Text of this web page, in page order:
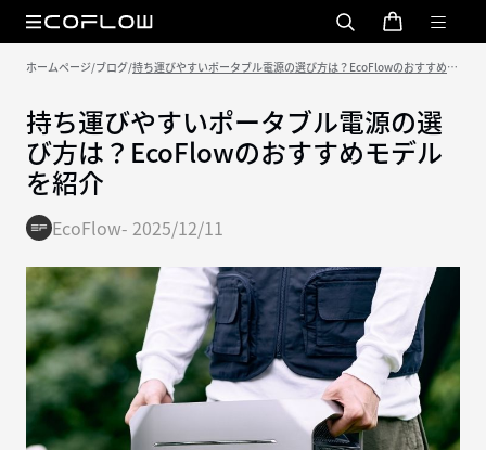
ホームページ/ブログ/持ち運びやすいポータブル電源の選び方は？EcoFlowのおすすめモ
持ち運びやすいポータブル電源の選
び方は？EcoFlowのおすすめモデル
を紹介
EcoFlow- 2025/12/11